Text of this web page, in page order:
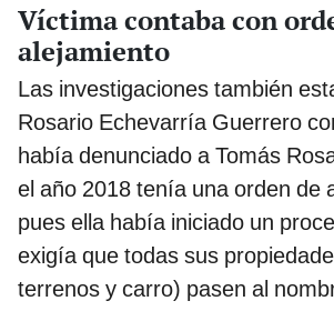
Víctima contaba con
alejamiento
Las investigaciones también
Rosario Echevarría Guerrero
había denunciado a Tomás
el año 2018 tenía una orden de
pues ella había iniciado un
exigía que todas sus
terrenos y carro) pasen al